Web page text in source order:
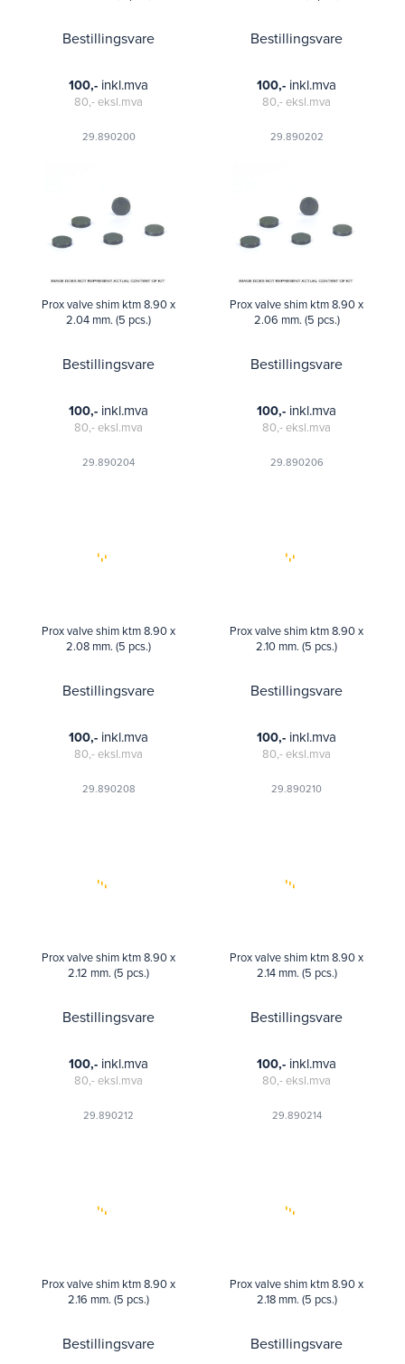
Bestillingsvare
29.890200
100,- inkl.mva
80,-eksl.mva
Bestillingsvare
29.890202
100,- inkl.mva
80,-eksl.mva
Prox valve shim ktm 8.90 x
2.04 mm. (5 pcs.)
Bestillingsvare
29.890204
100,- inkl.mva
80,-eksl.mva
Prox valve shim ktm 8.90 x
2.06 mm. (5 pcs.)
Bestillingsvare
29.890206
100,- inkl.mva
80,-eksl.mva
Prox valve shim ktm 8.90 x
2.08 mm. (5 pcs.)
Bestillingsvare
29.890208
100,- inkl.mva
80,-eksl.mva
Prox valve shim ktm 8.90 x
2.10 mm. (5 pcs.)
Bestillingsvare
29.890210
100,- inkl.mva
80,-eksl.mva
Prox valve shim ktm 8.90 x
2.12 mm. (5 pcs.)
Bestillingsvare
29.890212
100,- inkl.mva
80,-eksl.mva
Prox valve shim ktm 8.90 x
2.14 mm. (5 pcs.)
Bestillingsvare
29.890214
100,- inkl.mva
80,-eksl.mva
Prox valve shim ktm 8.90 x
2.16 mm. (5 pcs.)
Bestillingsvare
Prox valve shim ktm 8.90 x
2.18 mm. (5 pcs.)
Bestillingsvare